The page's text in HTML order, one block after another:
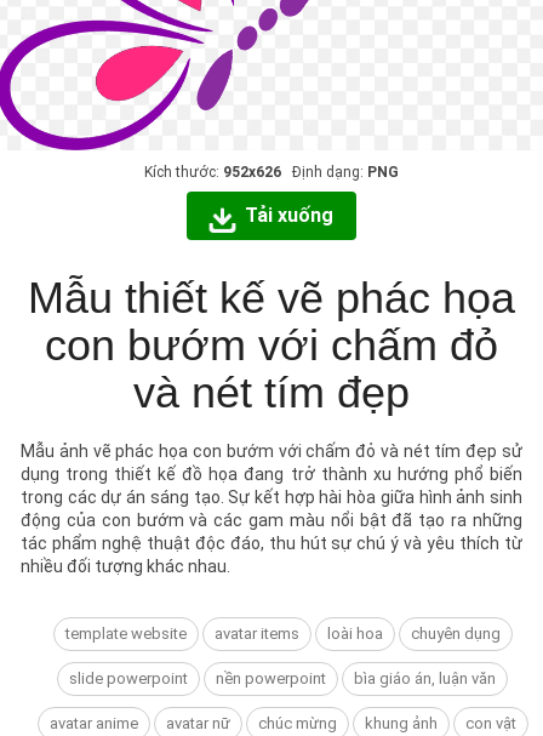
Tải xuống
Mẫu thiết kế vẽ phác họa
con bướm với chấm đỏ
và nét tím đẹp
Mẫu ảnh vẽ phác họa con bướm với chấm đỏ và nét tím đẹp sử
dụng trong thiết kế đồ họa đang trở thành xu hướng phổ biến
trong các dự án sáng tạo. Sự kết hợp hài hòa giữa hình ảnh sinh
động của con bướm và các gam màu nổi bật đã tạo ra những
tác phẩm nghệ thuật độc đáo, thu hút sự chú ý và yêu thích từ
nhiều đối tượng khác nhau.
template website avatar items loài hoa chuyên dụng
slide powerpoint nền powerpoint bìa giáo án, luận văn
avatar anime avatar nữ chúc mừng khung ảnh con vật